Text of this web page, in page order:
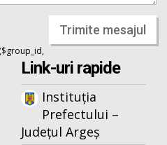
Trimite mesajul
Link-uri rapide
Instituția
Prefectului –
Județul Argeș